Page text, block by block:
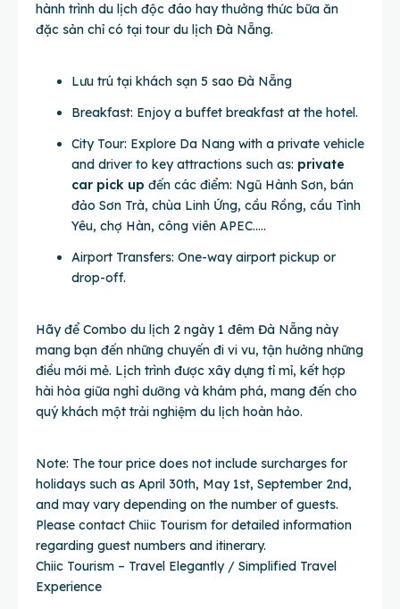
hành trình du lịch độc đáo hay thưởng thức bữa ăn
đặc sản chỉ có tại tour du lịch Đà Nẵng.
Lưu trú tại khách sạn 5 sao Đà Nẵng
Breakfast: Enjoy a buffet breakfast at the hotel.
City Tour: Explore Da Nang with a private vehicle
and driver to key attractions such as: private
car pick up đến các điểm: Ngũ Hành Sơn, bán
đảo Sơn Trà, chùa Linh Ứng, cầu Rồng, cầu Tình
Yêu, chợ Hàn, công viên APEC…..
Airport Transfers: One-way airport pickup or
drop-off.
Hãy để Combo du lịch 2 ngày 1 đêm Đà Nẵng này
mang bạn đến những chuyến đi vi vu, tận hưởng những
điều mới mẻ. Lịch trình được xây dựng tỉ mỉ, kết hợp
hài hòa giữa nghỉ dưỡng và khám phá, mang đến cho
quý khách một trải nghiệm du lịch hoàn hảo.
Note: The tour price does not include surcharges for
holidays such as April 30th, May 1st, September 2nd,
and may vary depending on the number of guests.
Please contact Chiic Tourism for detailed information
regarding guest numbers and itinerary.
Chiic Tourism – Travel Elegantly / Simplified Travel
Experience